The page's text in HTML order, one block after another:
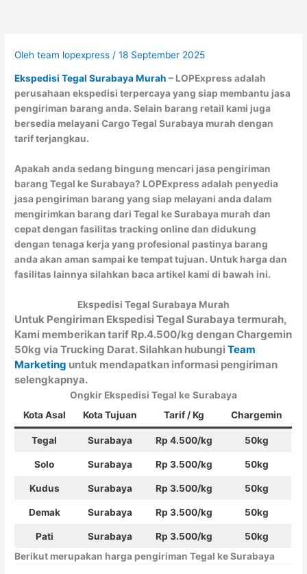
Olehteam lopexpress /18 September 2025
Ekspedisi Tegal Surabaya Murah – LOPExpress adalah
perusahaan ekspedisi terpercaya yang siap membantu jasa
pengiriman barang anda. Selain barang retail kami juga
bersedia melayani Cargo Tegal Surabaya murah dengan
tarif terjangkau.
Apakah anda sedang bingung mencari jasa pengiriman
barang Tegal ke Surabaya? LOPExpress adalah penyedia
jasa pengiriman barang yang siap melayani anda dalam
mengirimkan barang dari Tegal ke Surabaya murah dan
cepat dengan fasilitas tracking online dan didukung
dengan tenaga kerja yang profesional pastinya barang
anda akan aman sampai ke tempat tujuan. Untuk harga dan
fasilitas lainnya silahkan baca artikel kami di bawah ini.
Ekspedisi Tegal Surabaya Murah
Untuk Pengiriman Ekspedisi Tegal Surabaya termurah,
Kami memberikan tarif Rp.4.500/kg dengan Chargemin
50kg via Trucking Darat. Silahkan hubungiTeam
Marketing untuk mendapatkan informasi pengiriman
selengkapnya.
Ongkir Ekspedisi Tegal ke Surabaya
Kota Asal
Kota Tujuan Tarif / Kg Chargemin
Tegal Surabaya Rp 4.500/kg 50kg
Solo Surabaya Rp 3.500/kg 50kg
Kudus Surabaya Rp 3.500/kg 50kg
Demak Surabaya Rp 3.500/kg 50kg
Pati Surabaya Rp 3.500/kg
50kg
Berikut merupakan harga pengiriman Tegal ke Surabaya